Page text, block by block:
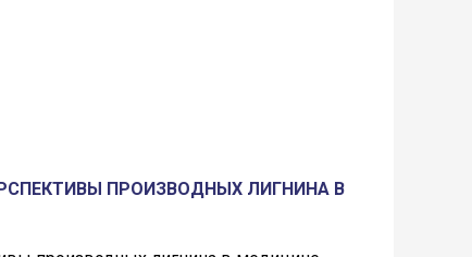
ПРОИЗВОДНЫХ ЛИГНИНА В